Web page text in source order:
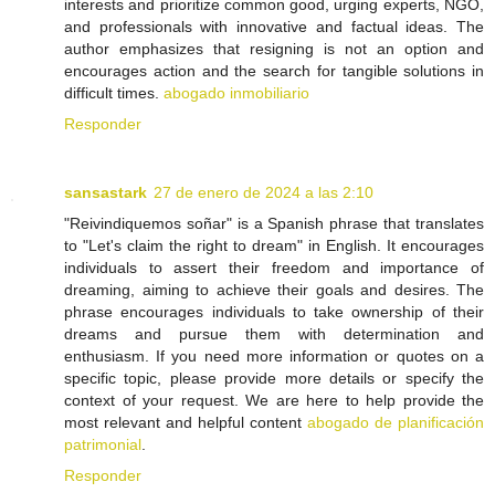
interests and prioritize common good, urging experts, NGO,
and professionals with innovative and factual ideas. The
author emphasizes that resigning is not an option and
encourages action and the search for tangible solutions in
difficult times. abogado inmobiliario
Responder
sansastark 27 de enero de 2024 a las 2:10
"Reivindiquemos soñar" is a Spanish phrase that translates
to "Let's claim the right to dream" in English. It encourages
individuals to assert their freedom and importance of
dreaming, aiming to achieve their goals and desires. The
phrase encourages individuals to take ownership of their
dreams and pursue them with determination and
enthusiasm. If you need more information or quotes on a
specific topic, please provide more details or specify the
context of your request. We are here to help provide the
most relevant and helpful content abogado de planificación
patrimonial
Responder